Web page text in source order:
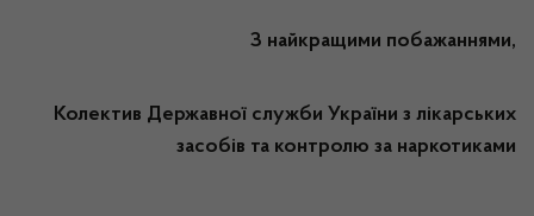
З найкращими побажаннями,
Колектив Державної служби України з лікарських
засобів та контролю за наркотиками